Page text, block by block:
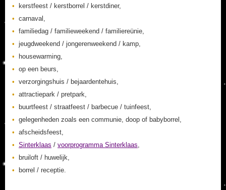
kerstfeest / kerstborrel / kerstdiner,
carnaval,
familiedag / familieweekend / familiereünie,
jeugdweekend / jongerenweekend / kamp,
housewarming,
op een beurs,
verzorgingshuis / bejaardentehuis,
attractiepark / pretpark,
buurtfeest / straatfeest / barbecue / tuinfeest,
gelegenheden zoals een communie, doop of babyborrel,
afscheidsfeest,
Sinterklaas / voorprogramma Sinterklaas,
bruiloft / huwelijk,
borrel / receptie.